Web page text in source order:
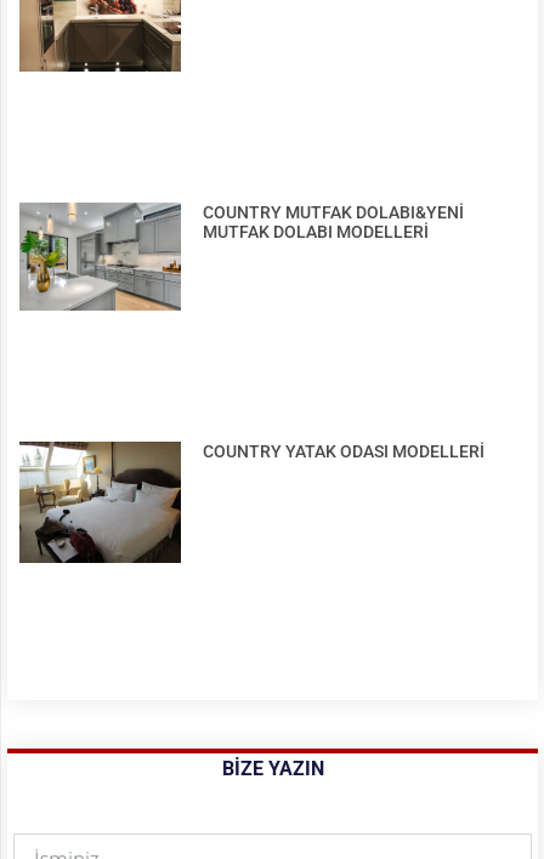
COUNTRY MUTFAK DOLABI&YENİ
MUTFAK DOLABI MODELLERİ
COUNTRY YATAK ODASI MODELLERİ
BIZE YAZIN